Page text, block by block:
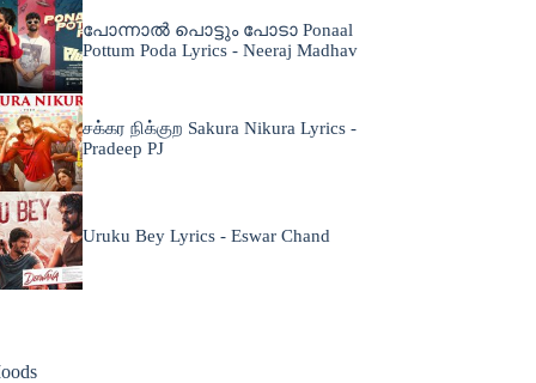
പോന്നാൽ പൊട്ടും പോടാ Ponaal
Pottum Poda Lyrics - Neeraj Madhav
சக்கர நிக்குற Sakura Nikura Lyrics -
Pradeep PJ
Uruku Bey Lyrics - Eswar Chand